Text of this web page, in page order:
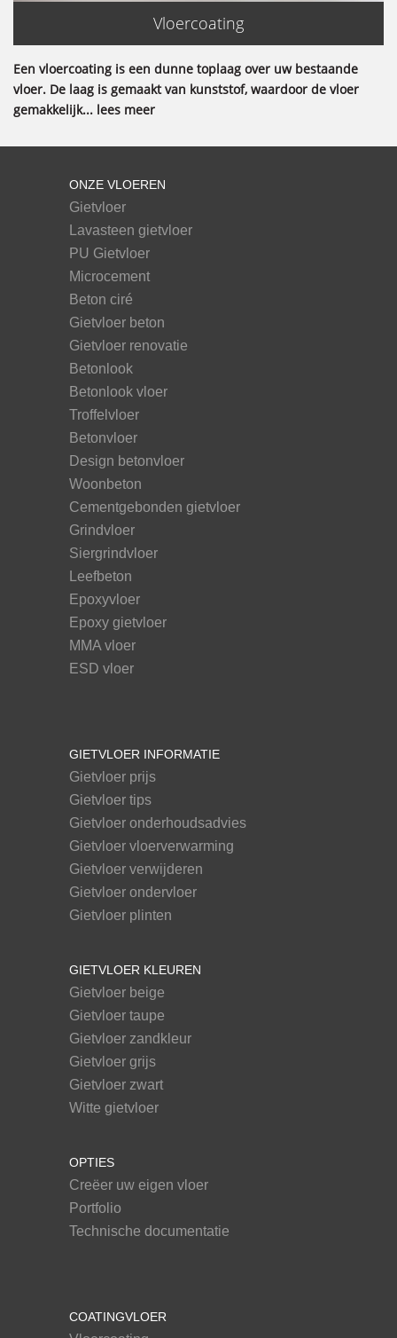
Vloercoating
Een vloercoating is een dunne toplaag over uw bestaande
vloer. De laag is gemaakt van kunststof, waardoor de vloer
gemakkelijk... lees meer
ONZE VLOEREN
Gietvloer
Lavasteen gietvloer
PU Gietvloer
Microcement
Beton ciré
Gietvloer beton
Gietvloer renovatie
Betonlook
Betonlook vloer
Troffelvloer
Betonvloer
Design betonvloer
Woonbeton
Cementgebonden gietvloer
Grindvloer
Siergrindvloer
Leefbeton
Epoxyvloer
Epoxy gietvloer
MMA vloer
ESD vloer
GIETVLOER INFORMATIE
Gietvloer prijs
Gietvloer tips
Gietvloer onderhoudsadvies
Gietvloer vloerverwarming
Gietvloer verwijderen
Gietvloer ondervloer
Gietvloer plinten
GIETVLOER KLEUREN
Gietvloer beige
Gietvloer taupe
Gietvloer zandkleur
Gietvloer grijs
Gietvloer zwart
Witte gietvloer
OPTIES
Creëer uw eigen vloer
Portfolio
Technische documentatie
COATINGVLOER